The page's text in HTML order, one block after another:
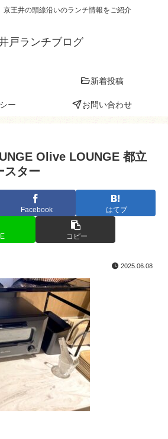
京王井の頭線沿いのランチ情報をご紹介
戸ランチブログ
新着投稿
ー お問い合わせ
Olive LOUNGE 都立
スター
Facebook はてブ
コピー
2025.06.08